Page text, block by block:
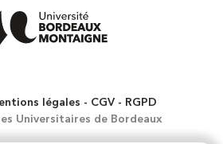
légales CGV
RGPD
Universitaires de Bordeaux